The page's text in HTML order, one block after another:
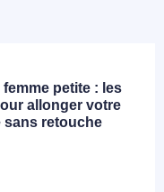
petite : les
allonger votre
sans retouche